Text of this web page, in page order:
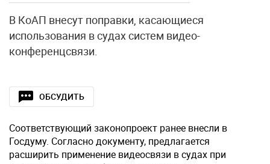
В КоАП внесут поправки, касающиеся
использования в судах систем видео-
конференцсвязи.
ОБСУДИТЬ
Соответствующий законопроект ранее внесли в
Госдуму. Согласно документу, предлагается
расширить применение видеосвязи в судах при